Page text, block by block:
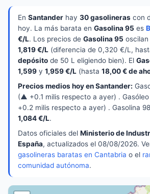
En Santander hay 30 gasolineras con
hoy. La más barata en Gasolina 95 es
€/L. Los precios de Gasolina 95
1,819 €/L (diferencia de 0,320 €/L,
depósito de 50 L eligiendo bien). El
1,599 y 1,959 €/L (hasta 18,00 € de
Precios medios hoy en Santander:
(▲ +0.1 milis respecto a ayer) . Gasóleo
+0.2 milis respecto a ayer) . Gasolina
1,084 €/L.
Datos oficiales del Ministerio de
España, actualizados el 08/08/2026.
gasolineras baratas en Cantabria o el
comunidad autónoma.